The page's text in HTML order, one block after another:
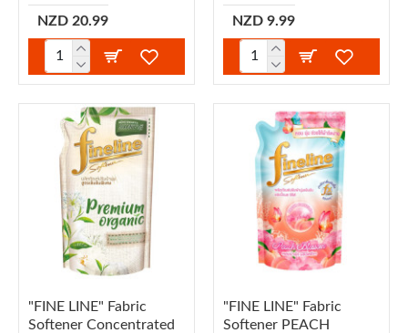
NZD 20.99 NZD 9.99
"FINE LINE" Fabric
Softener Concentrated
"FINE LINE" Fabric
Softener PEACH